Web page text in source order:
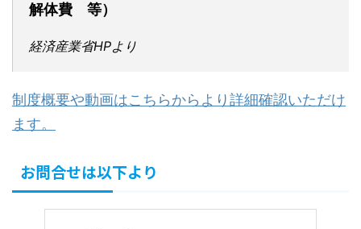
解体費 等）
経済産業省HPより
制度概要や動画はこちらからより詳細確認いただけ
ます。
お問合せは以下より